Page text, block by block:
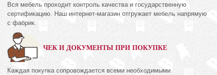
Вся мебель проходит контроль качества и государственную
сертификацию. Наш интернет-магазин отгружает мебель напрямую
с фабрик.
ЧЕК И ДОКУМЕНТЫ ПРИ ПОКУПКЕ
Каждая покупка сопровождается всеми необходимыми